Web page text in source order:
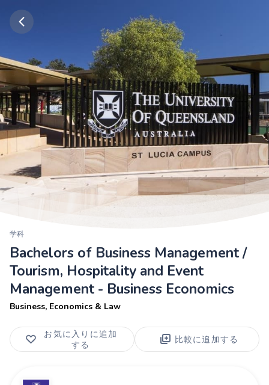
学科
Bachelors of Business Management /
Tourism, Hospitality and Event
Management - Business Economics
Business, Economics & Law
お気に入りに追加
する
比較に追加する